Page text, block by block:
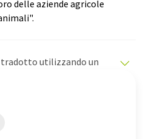
delle aziende agricole
utilizzando un
per presentare una
automatica, è
vocabolario, sintassi o